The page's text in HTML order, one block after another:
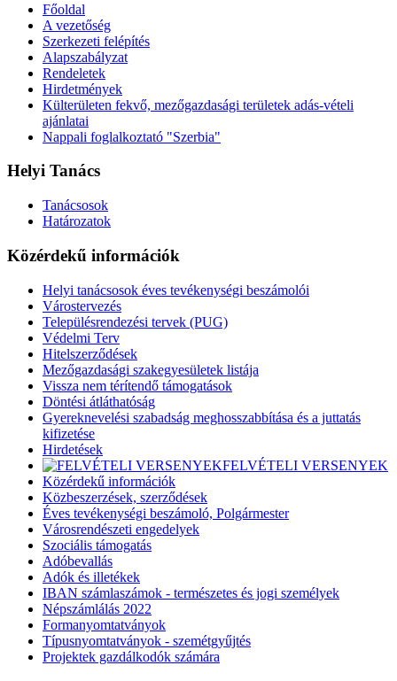
Főoldal
A vezetőség
Szerkezeti felépítés
Alapszabályzat
Rendeletek
Hirdetmények
Külterületen fekvő, mezőgazdasági területek adás-vételi
ajánlatai
Nappali foglalkoztató "Szerbia"
Helyi Tanács
Tanácsosok
Határozatok
Közérdekű információk
Helyi tanácsosok éves tevékenységi beszámolói
Várostervezés
Településrendezési tervek (PUG)
Védelmi Terv
Hitelszerződések
Mezőgazdasági szakegyesületek listája
Vissza nem térítendő támogatások
Döntési átláthatóság
Gyereknevelési szabadság meghosszabbítása és a juttatás
kifizetése
Hirdetések
FELVÉTELI VERSENYEK
Közérdekű információk
Közbeszerzések, szerződések
Éves tevékenységi beszámoló, Polgármester
Városrendészeti engedelyek
Szociális támogatás
Adóbevallás
Adók és illetékek
IBAN számlaszámok - természetes és jogi személyek
Népszámlálás 2022
Formanyomtatványok
Típusnyomtatványok - szemétgyűjtés
Projektek gazdálkodók számára